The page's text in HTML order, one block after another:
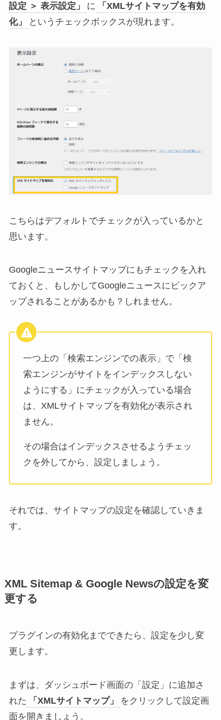
設定 ＞ 表示設定」
に
「XMLサイトマップを有効
化」
というチェックボックスが現れます。
こちらはデフォルトでチェックが入っているかと
思います。
Googleニュースサイトマップにもチェックを入れ
ておくと、もしかしてGoogleニュースにピックア
ップされることがあるかも？しれません。
一つ上の「検索エンジンでの表示」で「検
索エンジンがサイトをインデックスしない
ようにする」にチェックが入っている場合
は、XMLサイトマップを有効化が表示され
ません。
その場合はインデックスさせるようチェッ
クを外してから、設定しましょう。
それでは、サイトマップの設定を確認していきま
す。
XML Sitemap & Google Newsの設定を変
更する
プラグインの有効化までできたら、設定を少し変
更します。
まずは、ダッシュボード画面の「設定」に追加さ
れた
「XMLサイトマップ」
をクリックして設定画
面を開きましょう。